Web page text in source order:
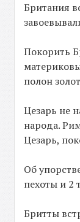
Британия
Покорить
полон
Цезарь не
народа.
Цезарь,
Об
пехоты и 2
Бритты